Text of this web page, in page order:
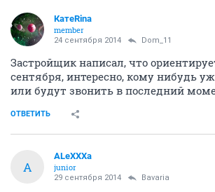
КатеRina
member
24 сентября 2014 Dom_11
Застройщик написал, что
сентября, интересно, кому нибудь
или будут звонить в последний
ОТВЕТИТЬ
A
ALeXXXa
junior
29 сентября 2014 Bavaria